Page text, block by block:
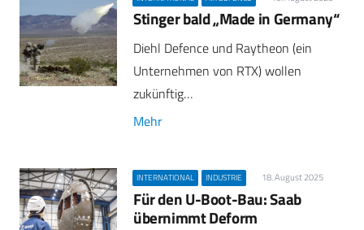
Stinger bald „Made in Germany“
Diehl Defence und Raytheon (ein
Unternehmen von RTX) wollen
zukünftig…
Mehr
INTERNATIONAL INDUSTRIE 18. August 2025
Für den U-Boot-Bau: Saab
übernimmt Deform